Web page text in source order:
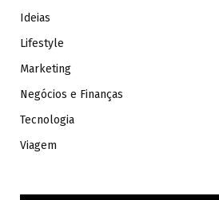
Ideias
Lifestyle
Marketing
Negócios e Finanças
Tecnologia
Viagem